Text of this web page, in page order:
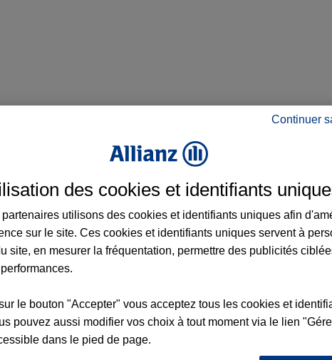
à Ostwald et aux alentours :
Continuer
des cookies et identifiants
partenaires utilisons des cookies et identifiants uniques afin
sur le site. Ces cookies et identifiants uniques servent à
site, en mesurer la fréquentation, permettre des publicités
le bouton "Accepter" vous acceptez tous les cookies et
pouvez aussi modifier vos choix à tout moment via le lien
dans le pied de page.